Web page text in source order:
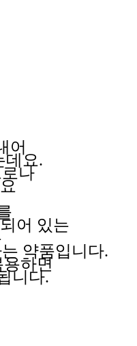
어
데요.
나
어 있는
약품입니다.
용하면
니다.